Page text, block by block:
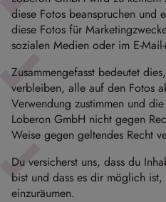
diese Fotos beanspruchen und
diese Fotos für
sozialen Medien oder im E-
Zusammengefasst bedeutet
verbleiben, alle auf den Fotos
Verwendung zustimmen und
Loberon GmbH nicht gegen
Weise gegen geltendes Recht
Du versicherst uns, dass du
bist und dass es dir möglich ist,
einzuräumen.